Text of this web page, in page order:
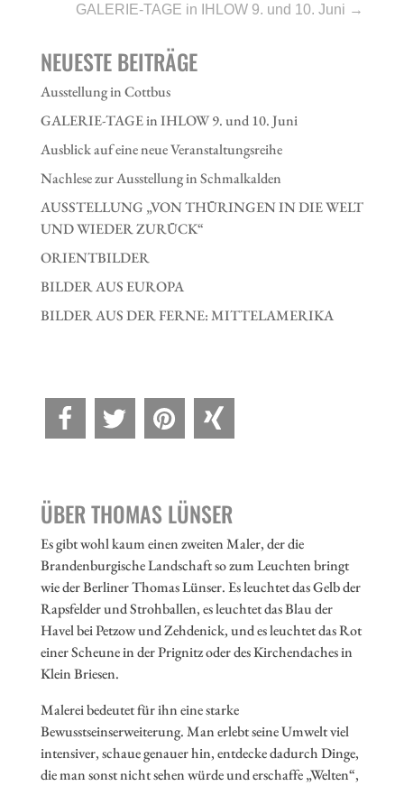
GALERIE-TAGE in IHLOW 9. und 10. Juni →
NEUESTE BEITRÄGE
Ausstellung in Cottbus
GALERIE-TAGE in IHLOW 9. und 10. Juni
Ausblick auf eine neue Veranstaltungsreihe
Nachlese zur Ausstellung in Schmalkalden
AUSSTELLUNG „VON THÜRINGEN IN DIE WELT
UND WIEDER ZURÜCK“
ORIENTBILDER
BILDER AUS EUROPA
BILDER AUS DER FERNE: MITTELAMERIKA
ÜBER THOMAS LÜNSER
Es gibt wohl kaum einen zweiten Maler, der die
Brandenburgische Landschaft so zum Leuchten bringt
wie der Berliner Thomas Lünser. Es leuchtet das Gelb der
Rapsfelder und Strohballen, es leuchtet das Blau der
Havel bei Petzow und Zehdenick, und es leuchtet das Rot
einer Scheune in der Prignitz oder des Kirchendaches in
Klein Briesen.
Malerei bedeutet für ihn eine starke
Bewusstseinserweiterung. Man erlebt seine Umwelt viel
intensiver, schaue genauer hin, entdecke dadurch Dinge,
die man sonst nicht sehen würde und erschaffe „Welten“,